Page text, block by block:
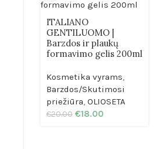
ITALIANO
GENTILUOMO |
Barzdos ir plaukų
formavimo gelis 200ml
Kosmetika vyrams,
Barzdos/Skutimosi
priežiūra, OLIOSETA
€20.00 €18.00